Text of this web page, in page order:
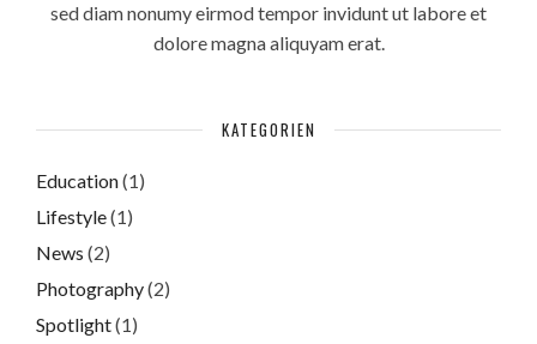
sed diam nonumy eirmod tempor invidunt ut labore et
dolore magna aliquyam erat.
KATEGORIEN
Education(1)
Lifestyle(1)
News (2)
Photography(2)
Spotlight(1)